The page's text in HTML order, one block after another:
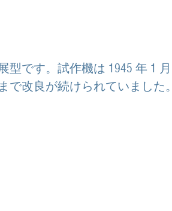
型です。試作機は 1945 年 1
で改良が続けられていました